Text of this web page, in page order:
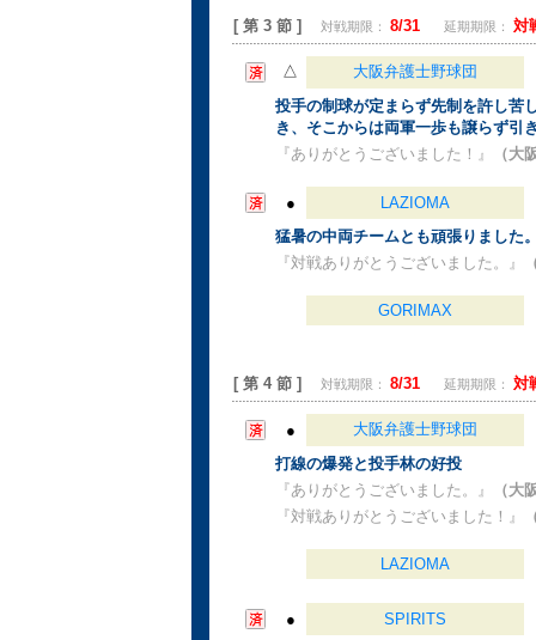
[ 第 3 節 ] 対戦期限： 8/31 延期期限： 対
△
大阪弁護士野球団
投手の制球が定まらず先制を許し苦
き、そこからは両軍一歩も譲らず引
『ありがとうございました！』
（大
●
LAZIOMA
猛暑の中両チームとも頑張りました
『対戦ありがとうございました。』
GORIMAX
[ 第 4 節 ] 対戦期限： 8/31 延期期限： 対
●
大阪弁護士野球団
打線の爆発と投手林の好投
『ありがとうございました。』
（大
『対戦ありがとうございました！』
LAZIOMA
●
SPIRITS